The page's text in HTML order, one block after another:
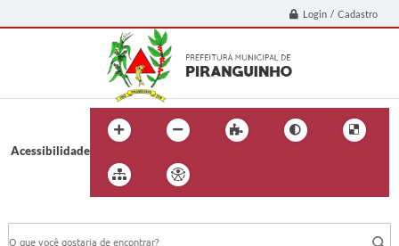
Login / Cadastro
Acessibilidade